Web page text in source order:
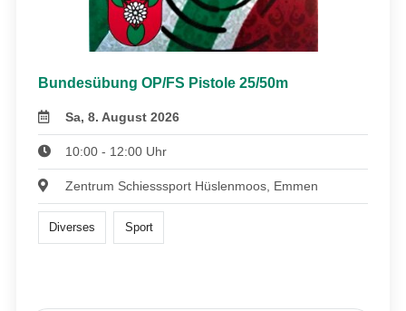
Bundesübung OP/FS Pistole 25/50m
Sa, 8. August 2026
10:00 - 12:00 Uhr
Zentrum Schiesssport Hüslenmoos, Emmen
Diverses Sport